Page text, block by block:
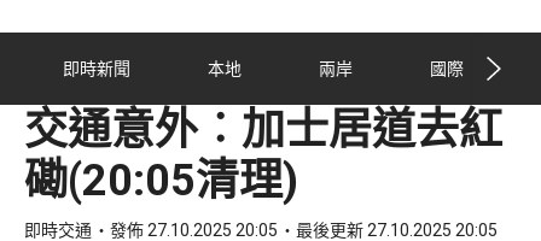
即時新聞 本地 兩岸 國際
交通意外︰加士居道去紅
磡(20:05清理)
即時交通 發佈 27.10.2025 20:05 最後更新 27.10.2025 20:05